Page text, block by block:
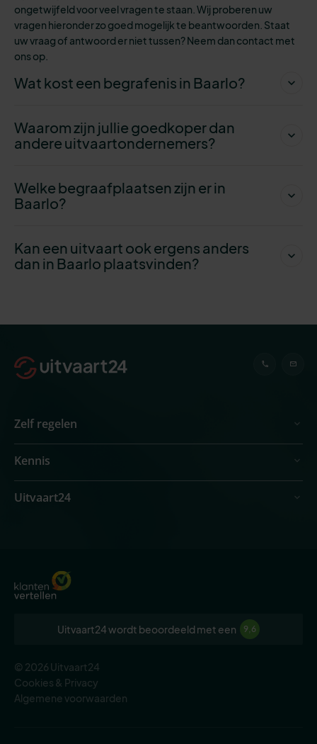
ongetwijfeld voor veel vragen te staan. Wij proberen uw
vragen hieronder zo goed mogelijk te beantwoorden. Staat
uw vraag of antwoord er niet tussen? Neem dan contact met
ons op.
Wat kost een begrafenis in Baarlo?
Waarom zijn jullie goedkoper dan
andere uitvaartondernemers?
Welke begraafplaatsen zijn er in
Baarlo?
Kan een uitvaart ook ergens anders
dan in Baarlo plaatsvinden?
Zelf regelen
Kennis
Uitvaart24
Uitvaart24 wordt beoordeeld met een 9,6
© 2026 Uitvaart24
Cookies & Privacy
Algemene voorwaarden